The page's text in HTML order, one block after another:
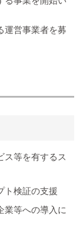
運営事業者を募
ス等を有するス
ト検証の支援
業等への導入に